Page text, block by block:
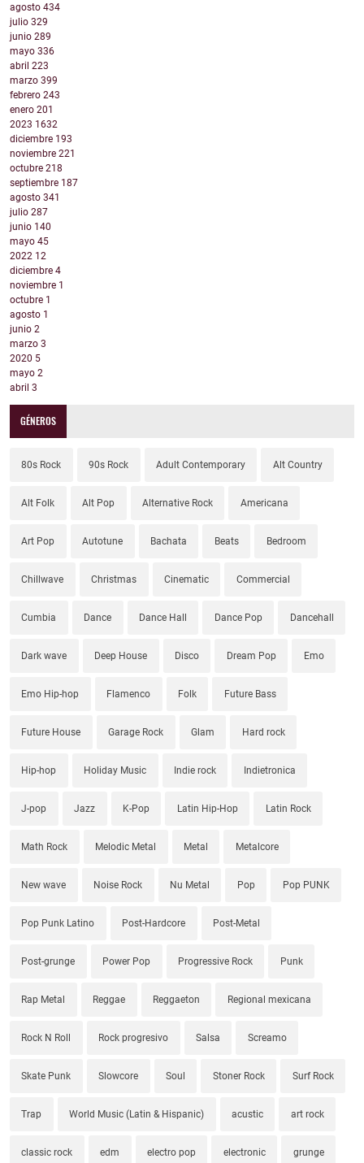
agosto 434
julio 329
junio 289
mayo 336
abril 223
marzo 399
febrero 243
enero 201
2023 1632
diciembre 193
noviembre 221
octubre 218
septiembre 187
agosto 341
julio 287
junio 140
mayo 45
2022 12
diciembre 4
noviembre 1
octubre 1
agosto 1
junio 2
marzo 3
2020 5
mayo 2
abril 3
GÉNEROS
80s Rock 90s Rock Adult Contemporary Alt Country
Alt Folk Alt Pop Alternative Rock Americana
Art Pop Autotune Bachata Beats Bedroom
Chillwave Christmas Cinematic Commercial
Cumbia Dance Dance Hall Dance Pop Dancehall
Dark wave Deep House Disco Dream Pop Emo
Emo Hip-hop Flamenco Folk Future Bass
Future House Garage Rock Glam Hard rock
Hip-hop Holiday Music Indie rock Indietronica
J-pop Jazz K-Pop Latin Hip-Hop Latin Rock
Math Rock Melodic Metal Metal Metalcore
New wave Noise Rock Nu Metal Pop Pop PUNK
Pop Punk Latino Post-Hardcore Post-Metal
Post-grunge Power Pop Progressive Rock Punk
Rap Metal Reggae Reggaeton Regional mexicana
Rock N Roll Rock progresivo Salsa Screamo
Skate Punk Slowcore Soul Stoner Rock Surf Rock
Trap World Music (Latin & Hispanic) acustic art rock
classic rock edm electro pop electronic grunge